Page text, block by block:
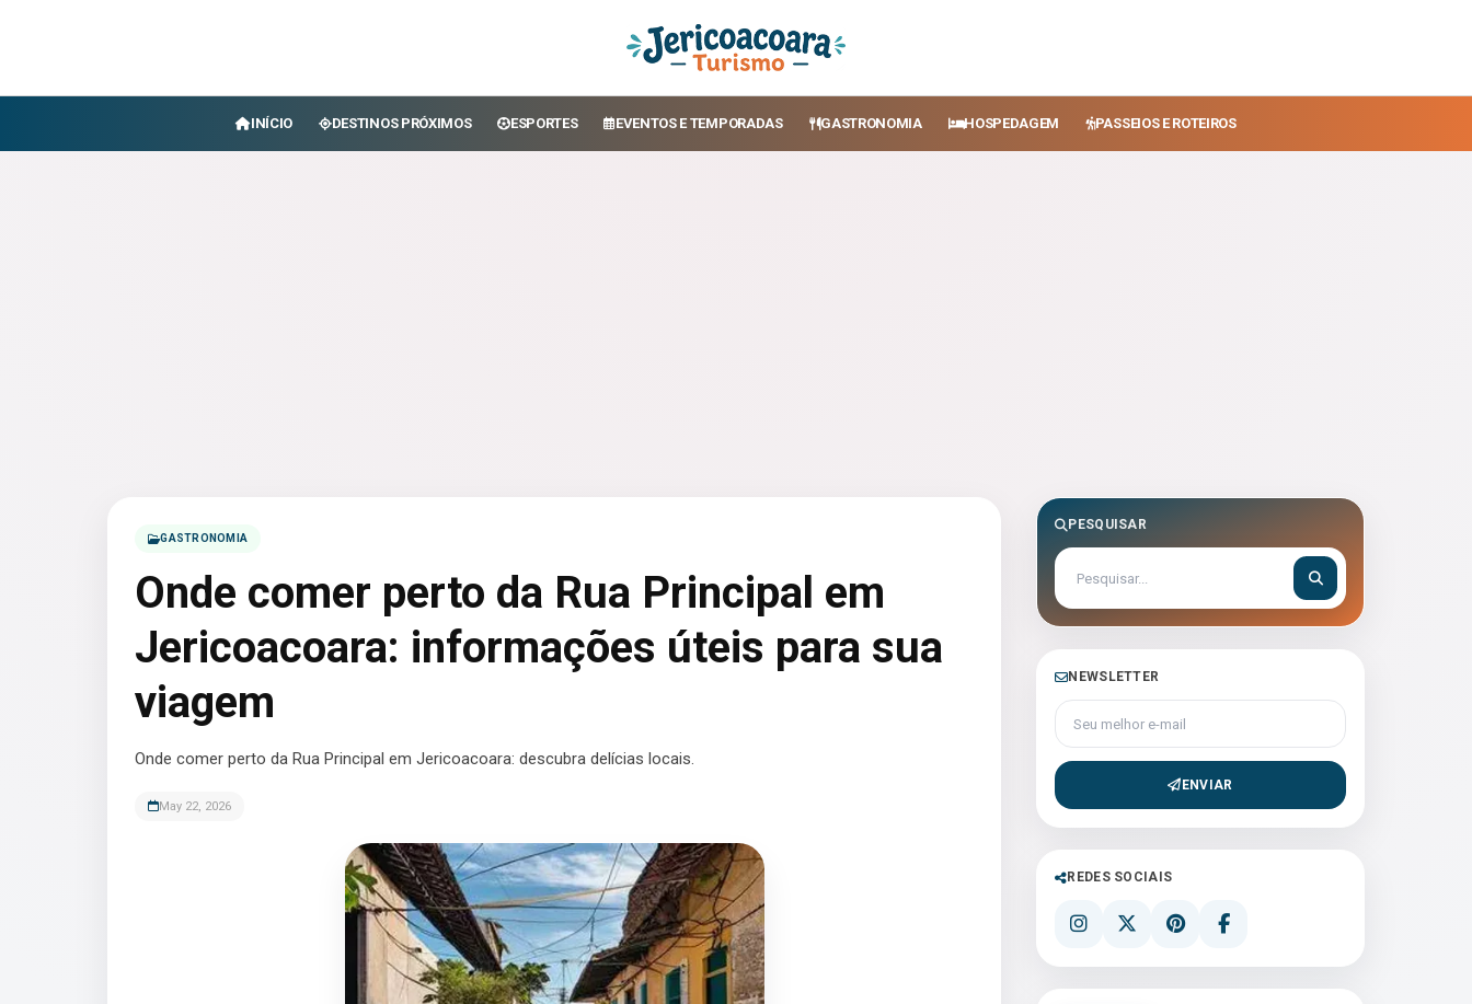
INÍCIO DESTINOS PRÓXIMOS ESPORTES EVENTOS E TEMPORADAS GASTRONOMIA HOSPEDAGEM PASSEIOS E ROTEIROS
GASTRONOMIA
Onde comer perto da Rua Principal em
Jericoacoara: informações úteis para sua
viagem
Onde comer perto da Rua Principal em Jericoacoara: descubra delícias locais.
May 22, 2026
PESQUISAR
NEWSLETTER
Seu melhor e-mail
ENVIAR
REDES SOCIAIS